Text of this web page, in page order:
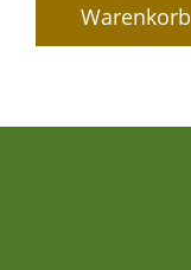
Warenkorb